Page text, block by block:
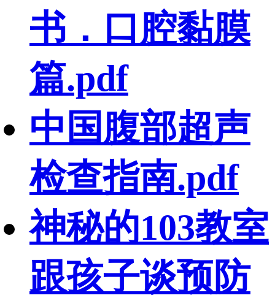
书．口腔黏膜
篇.pdf
中国腹部超声
检查指南.pdf
神秘的103教室
跟孩子谈预防